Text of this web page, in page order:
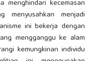
menghindari kecemasan
menyusahkan menjadi
ini bekerja dengan
mengganggu ke alam
kemungkinan individu